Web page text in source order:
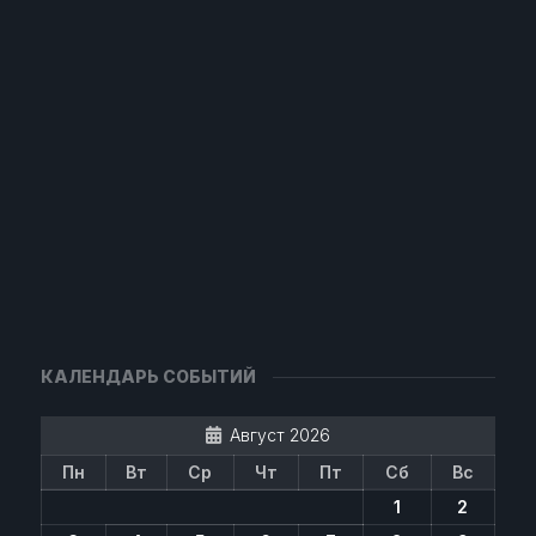
КАЛЕНДАРЬ СОБЫТИЙ
Август 2026
Пн
Вт Ср Чт Пт Сб
Вс
1
2